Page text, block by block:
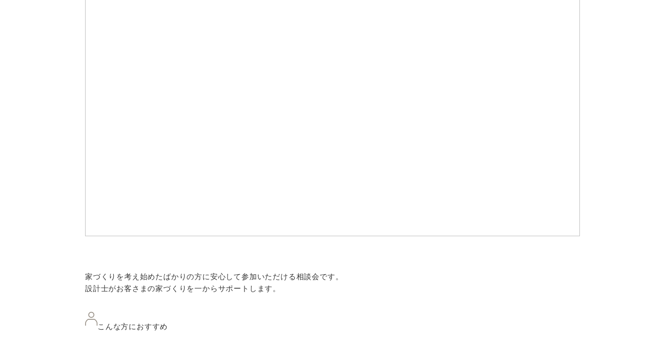
家づくりを考え始めたばかりの方に安心して参加いただける相談会です。
設計士がお客さまの家づくりを一からサポートします。
こんな方におすすめ